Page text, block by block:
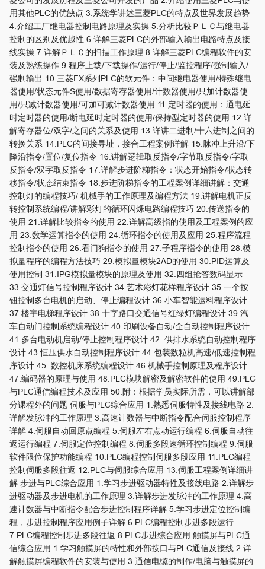
用其他PLC的优缺点 3.系统学讲述三菱PLC的特点及世界发展趋势
4.介绍工厂继电器控制电路原理及实操 5.分析比较ＰＬＣ与继电器
控制的区别及优越性 6.详解三菱PLC的外部输入输出电路特点及接
线实操 7.详解ＰＬＣ的扫描工作原理 8.详解三菱PLC编程软件的安
装及熟练操作 9.程序上载/下载操作/运行/停止/监控程序/强制输入/
强制输出 10.三菱FX系列PLC的软元件：中间继电器使用/特殊继电
器使用/状态元件S使用/数据寄存器使用/计数器使用/只加计数器使
用/只减计数器使用/可加可减计数器使用 11.定时器的使用：通电延
时定时器的使用/断电延时定时器的使用/保持型定时器的使用 12.详
解寄存器位/双字/之间的关系及使用 13.详讲二进制/十六进制之间的
转换关系 14.PLC的间接寻址，接合工程案例详解 15.脉冲上升沿/下
降沿指令/置位/复位指令 16.讲解逻辑取反指令/字节取反指令/字取
反指令/双字取反指令 17.详解步进阶梯指令：状态开始指令/状态转
移指令/状态结束指令 18.步进阶梯指令的工程案例详细讲解：交通
控制灯的编程技巧/ 机械手的工作原理及编程方法 19.讲解电机正反
转控制系统编程/讲解彩灯的循环闪烁电路编程技巧 20.传送指令的
使用 21.详解比较指令的使用 22.详解高级指的使用及工程案例的应
用 23.数学运算指令的使用 24.循环指令的使用及应用 25.程序流程
控制指令的使用 26.看门狗指令的使用 27.子程序指令的使用 28.模
拟量程序的编程方法技巧 29.模拟量模块2AD的使用 30.PID运算及
使用控制 31.IPG模拟量模块的原理及使用 32.四组抢答数码显示
33.交通灯信号控制程序设计 34.艺术彩灯花样程序设计 35.一个按
钮控制多台电机的启动、停止编程设计 36.小车智能运料程序设计
37.楼宇电梯程序设计 38.十字路口交通信号红绿灯编程设计 39.汽
车自动门控制系统编程设计 40.印刷设备自动/全自动控制程序设计
41.多台电动机启动/停止控制程序设计 42. 供排水系统自动控制程序
设计 43.恒压供水自动控制程序设计 44.包装数粒机高速/低速控制程
序设计 45. 数控机床系统编程设计 46.机械手控制原理及程序设计
47.编码器的原理与使用 48.PLC模块解密及解密软件的使用 49.PLC
与PLC通信编程技术及应用 50.附：根据学员实际所需，可以讲解部
分课程外的问题 伺服与PLC综合应用 1.熟悉伺服特性及接线电路 2.
详解发脉冲的工作原理 3.高速计数器与中断指令配合伺服控制程序
详解 4.伺服自动回原点编程 5.伺服左右点动运行编程 6.伺服自动往
返运行编程 7.伺服定位控制编程 8.伺服多段速循环控制编程 9.伺服
软件限位保护功能编程 10.PLC编程控制伺服多段应用 11.PLC编程
控制伺服多段往返 12.PLC与伺服综合应用 13.伺服工程案例详细讲
解 步进与PLC综合应用 1.学习步进驱动器特性及接线电路 2.详解步
进驱动器及步进电机的工作原理 3.详解步进发脉冲的工作原理 4.高
速计数器与中断指令配合步进控制程序详解 5.学习步进定位控制编
程，步进控制程序应用例子详解 6.PLC编程控制步进多段运行
7.PLC编程控制步进多段往返 8.PLC步进综合应用 触摸屏与PLC通
信综合应用 1.学习触摸屏的特性和外部按口与PLC通信及接线 2.详
解触摸屏编程软件的安装与使用 3.通信电缆的制作/电脑与触摸屏的